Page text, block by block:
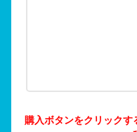
購入ボタンをクリック